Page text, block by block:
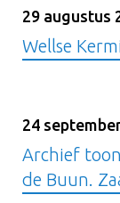
29 augustus
Wellse
24
Archief
de Buun.